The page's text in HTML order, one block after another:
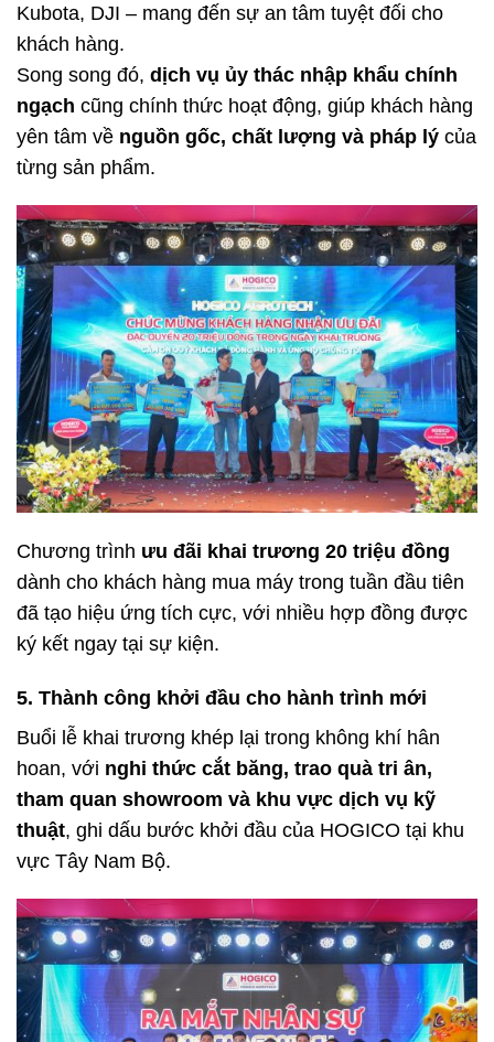
Kubota, DJI – mang đến sự an tâm tuyệt đối cho
khách hàng.
Song song đó, dịch vụ ủy thác nhập khẩu chính
ngạch cũng chính thức hoạt động, giúp khách hàng
yên tâm về nguồn gốc, chất lượng và pháp lý của
từng sản phẩm.
Chương trình ưu đãi khai trương 20 triệu đồng
dành cho khách hàng mua máy trong tuần đầu tiên
đã tạo hiệu ứng tích cực, với nhiều hợp đồng được
ký kết ngay tại sự kiện.
5. Thành công khởi đầu cho hành trình mới
Buổi lễ khai trương khép lại trong không khí hân
hoan, với nghi thức cắt băng, trao quà tri ân,
tham quan showroom và khu vực dịch vụ kỹ
thuật, ghi dấu bước khởi đầu của HOGICO tại khu
vực Tây Nam Bộ.